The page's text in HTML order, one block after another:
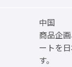
中国
商品企
ートを
す。